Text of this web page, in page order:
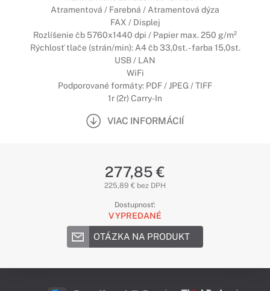
Atramentová / Farebná / Atramentová dýza
FAX / Displej
Rozlíšenie čb 5760x1440 dpi / Papier max. 250 g/m²
Rýchlosť tlače (strán/min): A4 čb 33,0st. - farba 15,0st.
USB / LAN
WiFi
Podporované formáty: PDF / JPEG / TIFF
1r (2r) Carry-In
VIAC INFORMÁCIÍ
277,85 €
225,89 € bez DPH
Dostupnosť:
VYPREDANÉ
OTÁZKA NA PRODUKT